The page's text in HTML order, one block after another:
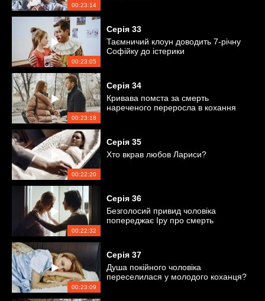
00:23:14
00:23:05
Серія 33
Таємничий клоун доводить 7-річну
Софійку до істерики
00:23:18
Серія 34
Кривава помста за смерть
нареченого переросла в кохання
00:22:20
Серія 35
Хто вкрав любов Лариси?
00:22:32
Серія 36
Безголосий привид чоловіка
попереджає Іру про смерть
00:23:09
Серія 37
Душа покійного чоловіка
переселилася у молодого коханця?